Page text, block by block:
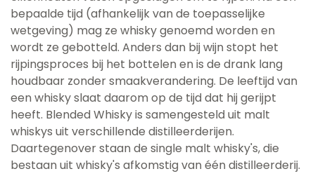
bepaalde tijd (afhankelijk van de toepasselijke
wetgeving) mag ze whisky genoemd worden en
wordt ze gebotteld. Anders dan bij wijn stopt het
rijpingsproces bij het bottelen en is de drank lang
houdbaar zonder smaakverandering. De leeftijd van
een whisky slaat daarom op de tijd dat hij gerijpt
heeft. Blended Whisky is samengesteld uit malt
whiskys uit verschillende distilleerderijen.
Daartegenover staan de single malt whisky's, die
bestaan uit whisky's afkomstig van één distilleerderij.